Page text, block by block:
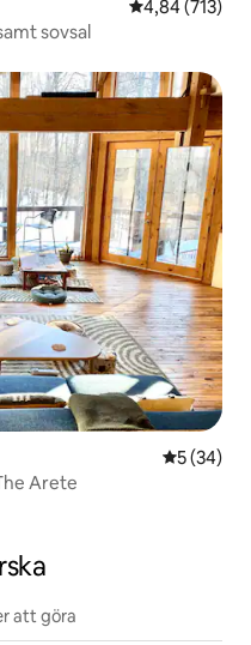
4,84 av 5 i
4,84 (713)
sovsal
5 av 5 i
5 (34)
Arete
att göra